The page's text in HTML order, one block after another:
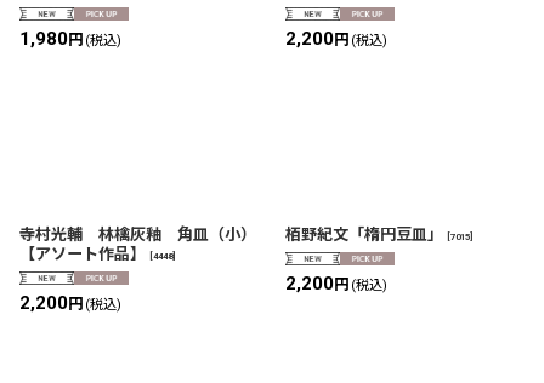
1,980円 (税込) 2,200円 (税込)
寺村光輔 林檎灰釉 角皿（小）
【アソート作品】
4448]
2,200円 (税込)
栢野紀文「楕円豆皿」 7015
2,200円 (税込)